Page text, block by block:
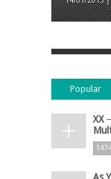
Popular
XX
As